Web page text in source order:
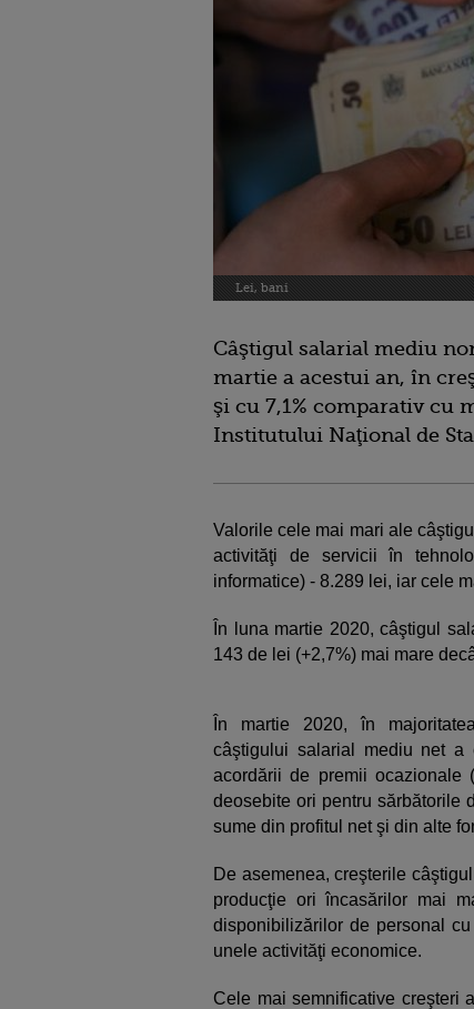
Lei, bani
Câştigul salarial mediu
martie a acestui an, în
şi cu 7,1% comparativ cu
Institutului Naţional de
Valorile cele mai mari ale
activităţi de servicii în
informatice) - 8.289 lei, iar cele
În luna martie 2020, câştigul
143 de lei (+2,7%) mai mare
În martie 2020, în
câştigului salarial mediu net a
acordării de premii ocazionale
deosebite ori pentru sărbătorile
sume din profitul net şi din alte
De asemenea, creşterile
producţie ori încasărilor mai
disponibilizărilor de personal
unele activităţi economice.
Cele mai semnificative creşteri